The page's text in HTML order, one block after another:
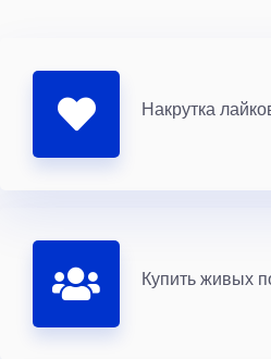
Накрутка
Купить живых